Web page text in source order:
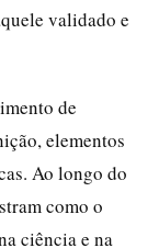
validado e
de
elementos
Ao longo do
como o
ciência e na